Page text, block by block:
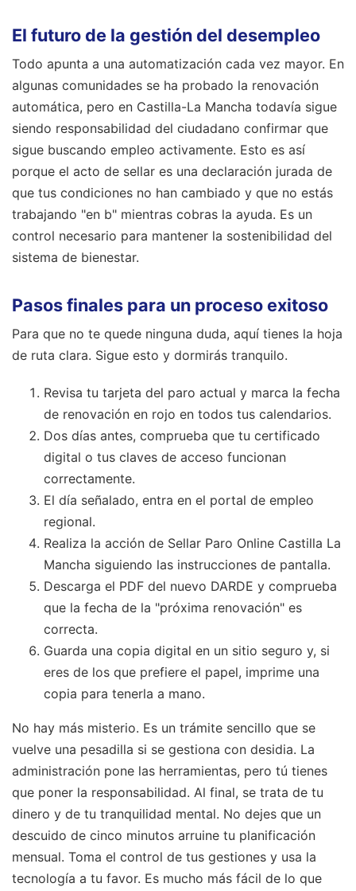
El futuro de la gestión del desempleo
Todo apunta a una automatización cada vez mayor. En
algunas comunidades se ha probado la renovación
automática, pero en Castilla-La Mancha todavía sigue
siendo responsabilidad del ciudadano confirmar que
sigue buscando empleo activamente. Esto es así
porque el acto de sellar es una declaración jurada de
que tus condiciones no han cambiado y que no estás
trabajando "en b" mientras cobras la ayuda. Es un
control necesario para mantener la sostenibilidad del
sistema de bienestar.
Pasos finales para un proceso exitoso
Para que no te quede ninguna duda, aquí tienes la hoja
de ruta clara. Sigue esto y dormirás tranquilo.
Revisa tu tarjeta del paro actual y marca la fecha
de renovación en rojo en todos tus calendarios.
Dos días antes, comprueba que tu certificado
digital o tus claves de acceso funcionan
correctamente.
El día señalado, entra en el portal de empleo
regional.
Realiza la acción de Sellar Paro Online Castilla La
Mancha siguiendo las instrucciones de pantalla.
Descarga el PDF del nuevo DARDE y comprueba
que la fecha de la "próxima renovación" es
correcta.
Guarda una copia digital en un sitio seguro y, si
eres de los que prefiere el papel, imprime una
copia para tenerla a mano.
No hay más misterio. Es un trámite sencillo que se
vuelve una pesadilla si se gestiona con desidia. La
administración pone las herramientas, pero tú tienes
que poner la responsabilidad. Al final, se trata de tu
dinero y de tu tranquilidad mental. No dejes que un
descuido de cinco minutos arruine tu planificación
mensual. Toma el control de tus gestiones y usa la
tecnología a tu favor. Es mucho más fácil de lo que